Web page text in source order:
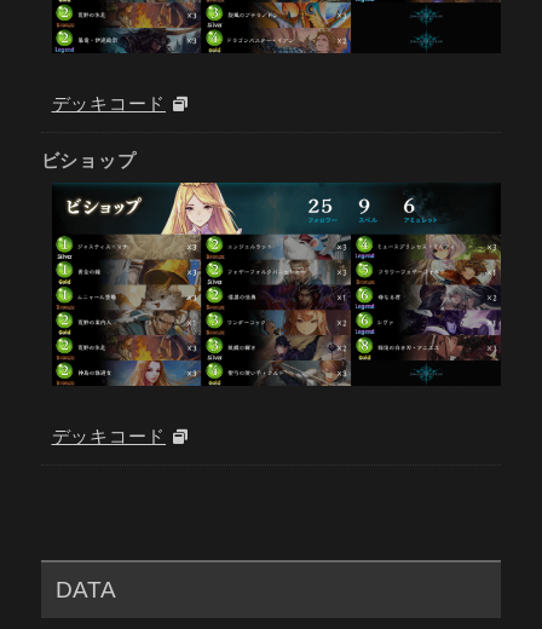
デッキコード
ビショップ
デッキコード
DATA